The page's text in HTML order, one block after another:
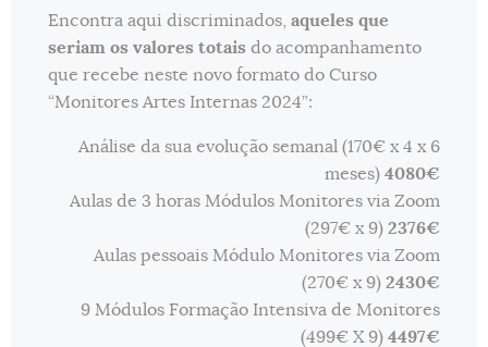
Encontra aqui discriminados,aqueles que
seriam os valores totais do acompanhamento
que recebe neste novo formato do Curso
“Monitores Artes Internas 2024”:
Análise da sua evolução semanal (170€ x 4 x 6
meses) 4080€
Aulas de 3 horas Módulos Monitores via Zoom
(297€ x 9) 2376€
Aulas pessoais Módulo Monitores via Zoom
(270€ x 9) 2430€
9 Módulos Formação Intensiva de Monitores
(499€ X 9) 4497€